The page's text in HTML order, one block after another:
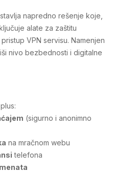
napredno rešenje koje,
alate za zaštitu
VPN servisu. Namenjen
nivo bezbednosti i digitalne
, plus:
(sigurno i anonimno
na mračnom webu
telefona